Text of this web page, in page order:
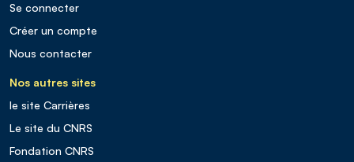
Se connecter
Créer un compte
Nous contacter
Nos autres sites
le site Carrières
Le site du CNRS
Fondation CNRS